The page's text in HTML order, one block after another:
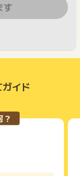
す
ガイド
？